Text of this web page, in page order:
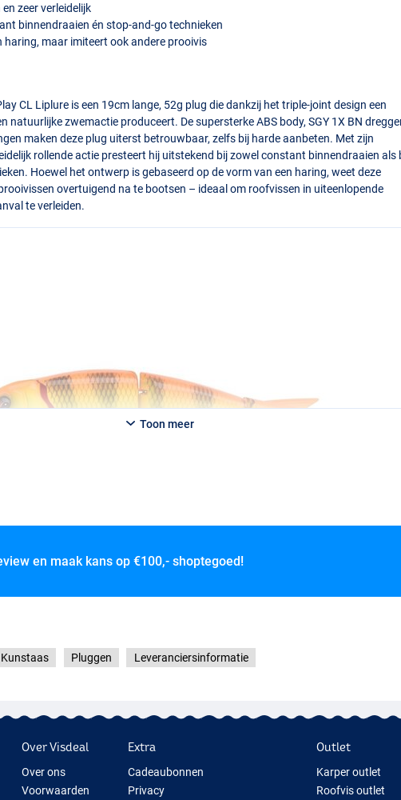
zeer verleidelijk
binnendraaien én stop-and-go technieken
haring, maar imiteert ook andere prooivis
CL Liplure is een 19cm lange, 52g plug die dankzij het triple-joint design een
natuurlijke zwemactie produceert. De supersterkeABS body,SGY 1X BN
maken deze plug uiterst betrouwbaar, zelfs bij harde aanbeten. Met zijn
rollende actie presteert hij uitstekend bij zowel constant binnendraaien als
Hoewel het ontwerp is gebaseerd op de vorm van een haring, weet deze
overtuigend na te bootsen – ideaal om roofvissen in uiteenlopende
te verleiden.
Toon meer
en maak kans op €100,- shoptegoed!
Kunstaas Pluggen Leveranciersinformatie
Over Visdeal
Over ons
Voorwaarden
Extra
Cadeaubonnen
Privacy
Outlet
Karper outlet
Roofvis outlet